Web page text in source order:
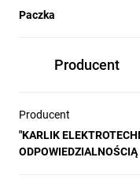
Paczka
Producent
Producent
"KARLIK
ODPOWIEDZIALNOŚCIĄ